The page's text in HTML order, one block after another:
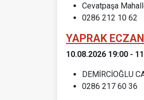
Cevatpaşa
0286 212 10 62
YAPRAK
10.08.2026 19:00 -
DEMİRCİOĞLU
0286 217 60 36